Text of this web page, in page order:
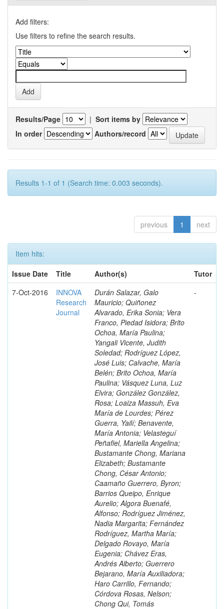
Add filters:
Use filters to refine the search results.
Results/Page | Sort items by
In order
Authors/record
Results 1-1 of 1 (Search time: 0.003 seconds).
previous 1 next
Item hits:
Issue Date
Title Author(s)
Tutor
7-Oct-2016
INNOVA
Research
Journal
Durán Salazar, Galo
Mauricio; Quiñonez
Alvarado, Erika Sonia; Vera
Franco, Piedad Isidora; Brito
Ochoa, María Paulina;
Yangali Vicente, Judith
Soledad; Rodríguez López,
José Luis; Calvache, María
Belén; Brito Ochoa, María
Paulina; Vásquez Luna, Luz
Elvira; González González,
Rosa; Loaiza Massuh, Eva
María de Lourdes; Pérez
Guerra, Yailí; Benavente,
María Antonia; Velasteguí
Peñafiel, Mariella Angelina;
Bustamante Chong, Mariana
Elizabeth; Bustamante
Chong, César Antonio;
Caamaño Guerrero, Byron;
Barrios Queipo, Enrique
Aurelio; Algora Buenafé,
Alfonso; Rodríguez Jiménez,
Nadia Margarita; Fernández
Rodríguez, Martha María;
Delgado Rovayo, María
Eugenia; Chávez Eras,
Andrés Alberto; Guerrero
Bejarano, María Auxiliadora;
Haro Carrillo, Fernando;
Córdova Rosas, Nelson;
Chong Qui, Tomás
-